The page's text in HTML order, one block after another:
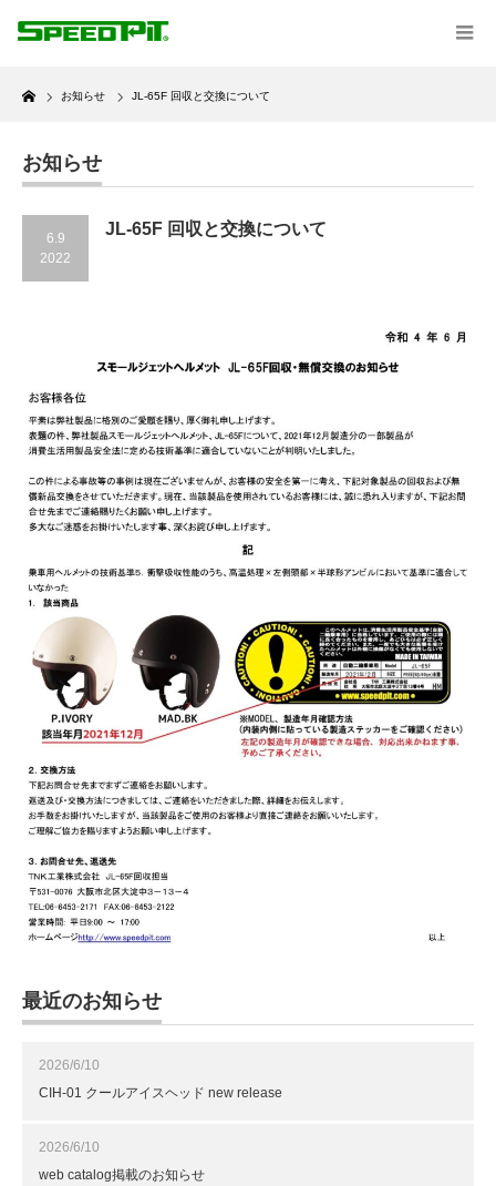
Home
お知らせ JL-65F 回収と交換について
お知らせ
6.9
2022
JL-65F 回収と交換について
最近のお知らせ
2026/6/10
CIH-01 クールアイスヘッド new release
2026/6/10
web catalog掲載のお知らせ